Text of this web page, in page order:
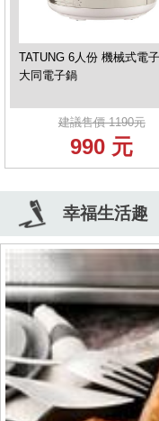
TATUNG 6人份 機械式電
大同電子鍋
建議售價 1190元
990 元
幸福生活趣